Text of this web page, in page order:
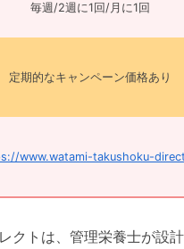
毎週/2週に1回/月に1回
定期的なキャンペーン価格あり
www.watami-takushoku-
クトは、管理栄養士が設